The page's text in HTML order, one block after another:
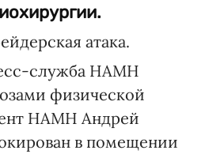
атака.
служба НАМН
физической
НАМН Андрей
в помещении